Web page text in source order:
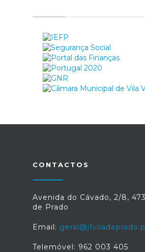
CONTACTOS
Avenida do Cávado, 2/8,
de Prado
Email:
Telemóvel: 962 003 405